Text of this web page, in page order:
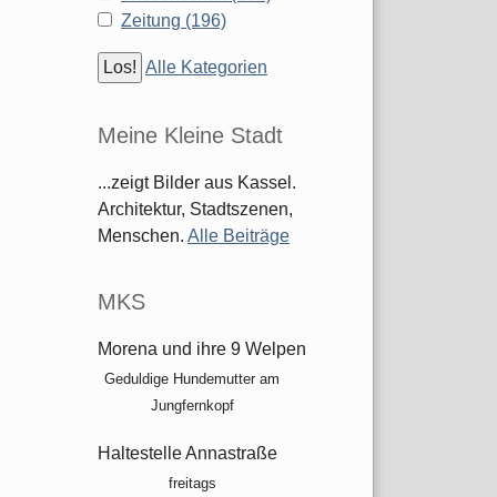
Zeitung (196)
Alle Kategorien
Meine Kleine Stadt
...zeigt Bilder aus Kassel.
Architektur, Stadtszenen,
Menschen. Alle Beiträge
MKS
Morena und ihre 9 Welpen
Geduldige Hundemutter am
Jungfernkopf
Haltestelle Annastraße
freitags